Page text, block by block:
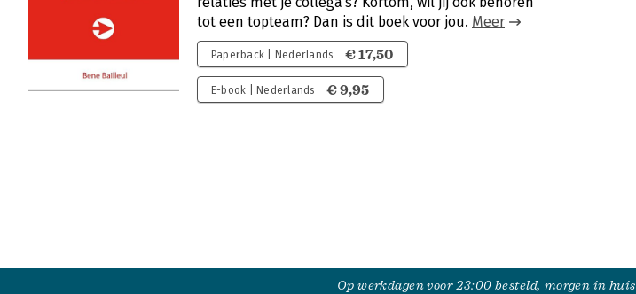
tot een topteam? Dan is dit boek voor jou. Meer
Paperback | Nederlands € 17,50
E-book | Nederlands € 9,95
Op werkdagen voor 23:00 besteld, morgen in huis